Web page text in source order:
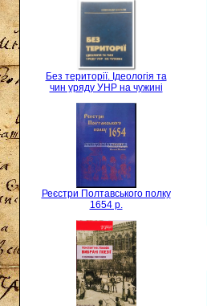
Без території. Ідеологія та
чин уряду УНР на чужині
Реєстри Полтавського полку
1654 р.